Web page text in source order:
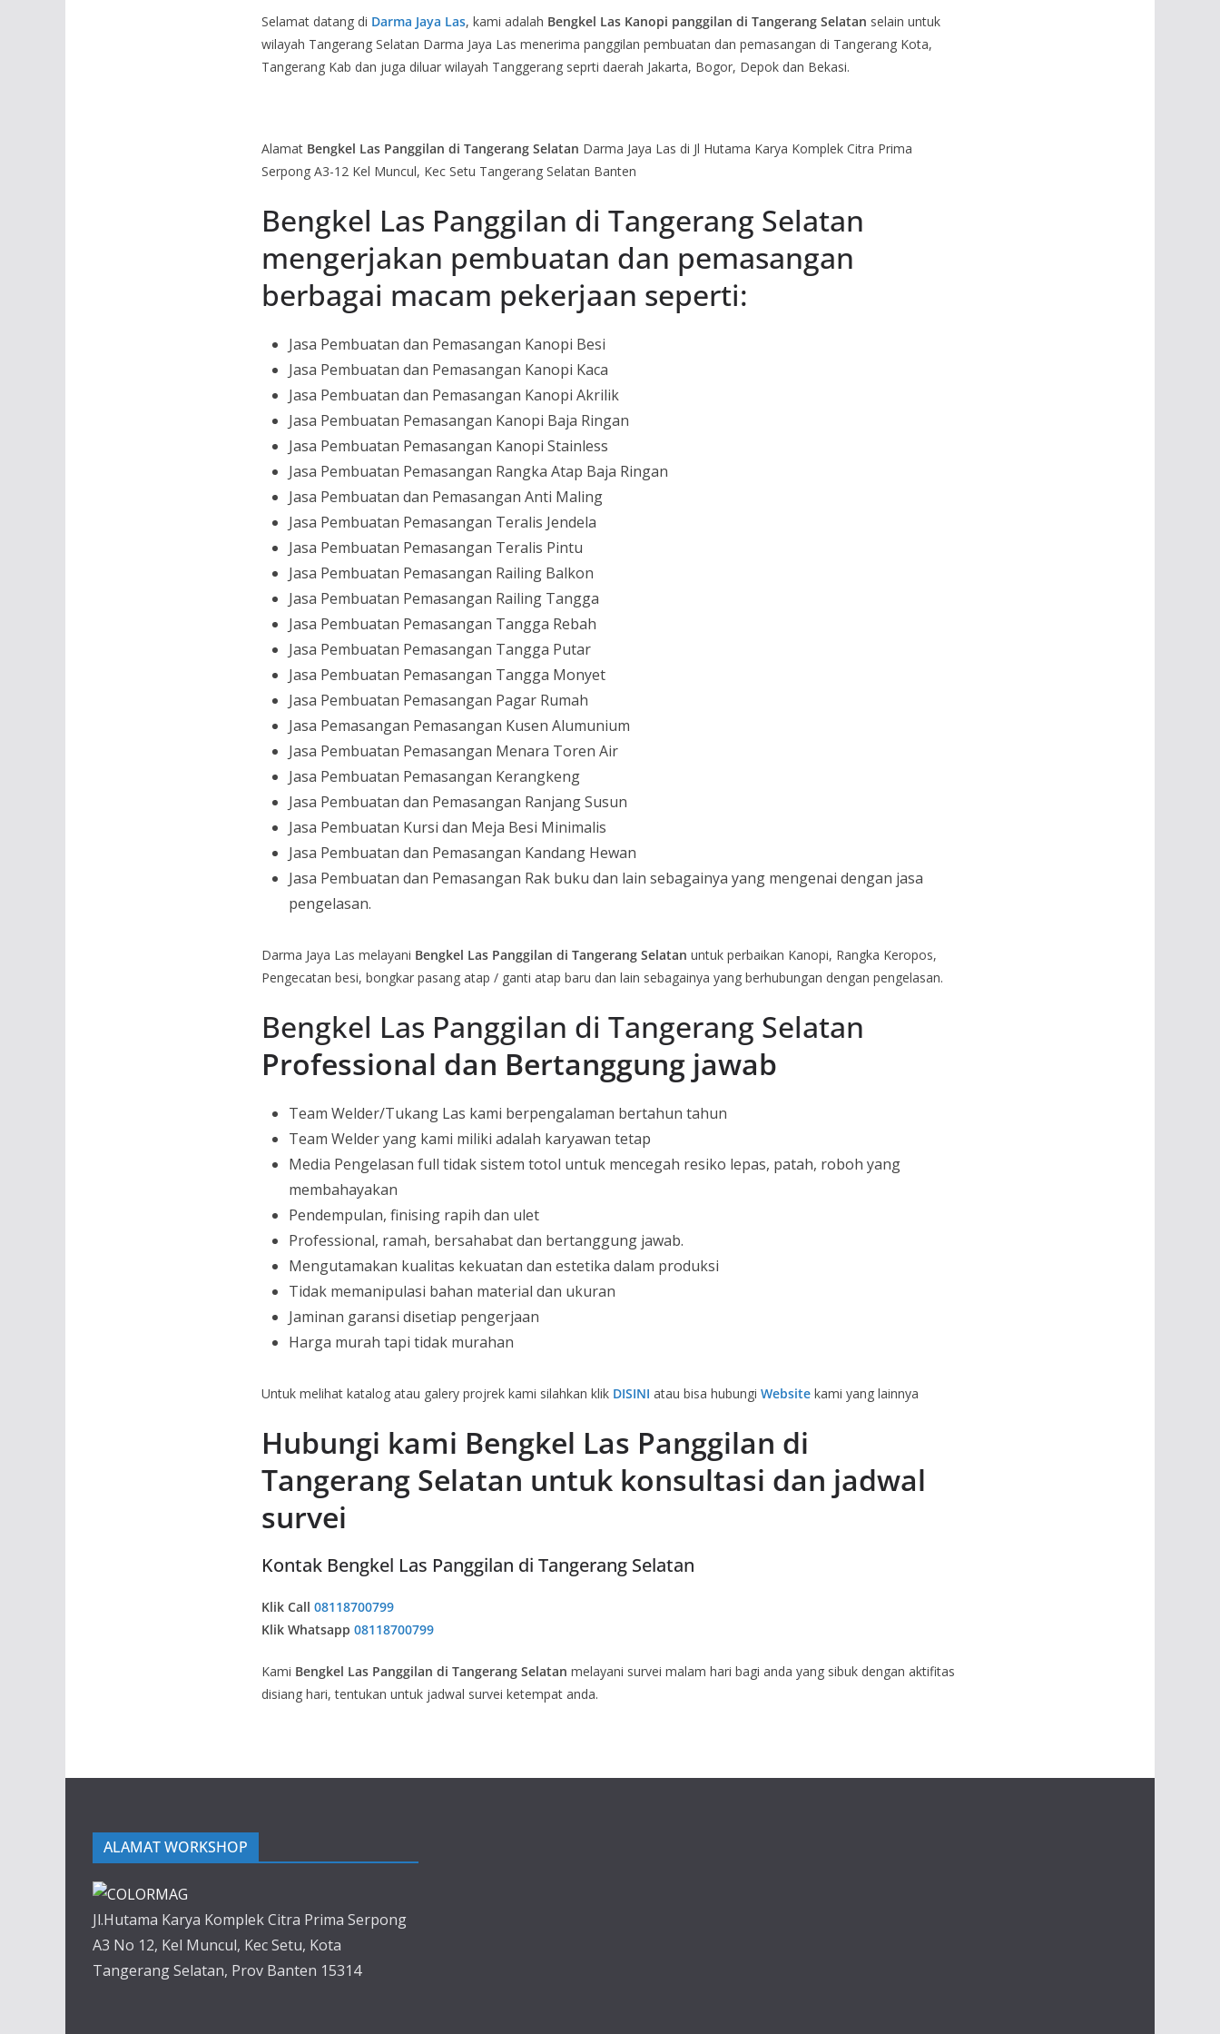
Selamat datang di Darma Jaya Las, kami adalah Bengkel Las Kanopi panggilan di Tangerang Selatan selain untuk
wilayah Tangerang Selatan Darma Jaya Las menerima panggilan pembuatan dan pemasangan di Tangerang Kota,
Tangerang Kab dan juga diluar wilayah Tanggerang seprti daerah Jakarta, Bogor, Depok dan Bekasi.
Alamat Bengkel Las Panggilan di Tangerang Selatan Darma Jaya Las di Jl Hutama Karya Komplek Citra Prima
Serpong A3-12 Kel Muncul, Kec Setu Tangerang Selatan Banten
Bengkel Las Panggilan di Tangerang Selatan
mengerjakan pembuatan dan pemasangan
berbagai macam pekerjaan seperti:
Jasa Pembuatan dan Pemasangan Kanopi Besi
Jasa Pembuatan dan Pemasangan Kanopi Kaca
Jasa Pembuatan dan Pemasangan Kanopi Akrilik
Jasa Pembuatan Pemasangan Kanopi Baja Ringan
Jasa Pembuatan Pemasangan Kanopi Stainless
Jasa Pembuatan Pemasangan Rangka Atap Baja Ringan
Jasa Pembuatan dan Pemasangan Anti Maling
Jasa Pembuatan Pemasangan Teralis Jendela
Jasa Pembuatan Pemasangan Teralis Pintu
Jasa Pembuatan Pemasangan Railing Balkon
Jasa Pembuatan Pemasangan Railing Tangga
Jasa Pembuatan Pemasangan Tangga Rebah
Jasa Pembuatan Pemasangan Tangga Putar
Jasa Pembuatan Pemasangan Tangga Monyet
Jasa Pembuatan Pemasangan Pagar Rumah
Jasa Pemasangan Pemasangan Kusen Alumunium
Jasa Pembuatan Pemasangan Menara Toren Air
Jasa Pembuatan Pemasangan Kerangkeng
Jasa Pembuatan dan Pemasangan Ranjang Susun
Jasa Pembuatan Kursi dan Meja Besi Minimalis
Jasa Pembuatan dan Pemasangan Kandang Hewan
Jasa Pembuatan dan Pemasangan Rak buku dan lain sebagainya yang mengenai dengan jasa
pengelasan.
Darma Jaya Las melayani Bengkel Las Panggilan di Tangerang Selatan untuk perbaikan Kanopi, Rangka Keropos,
Pengecatan besi, bongkar pasang atap / ganti atap baru dan lain sebagainya yang berhubungan dengan pengelasan.
Bengkel Las Panggilan di Tangerang Selatan
Professional dan Bertanggung jawab
Team Welder/Tukang Las kami berpengalaman bertahun tahun
Team Welder yang kami miliki adalah karyawan tetap
Media Pengelasan full tidak sistem totol untuk mencegah resiko lepas, patah, roboh yang
membahayakan
Pendempulan, finising rapih dan ulet
Professional, ramah, bersahabat dan bertanggung jawab.
Mengutamakan kualitas kekuatan dan estetika dalam produksi
Tidak memanipulasi bahan material dan ukuran
Jaminan garansi disetiap pengerjaan
Harga murah tapi tidak murahan
Untuk melihat katalog atau galery projrek kami silahkan klik DISINI atau bisa hubungi Website kami yang lainnya
Hubungi kami Bengkel Las Panggilan di
Tangerang Selatan untuk konsultasi dan jadwal
survei
Kontak Bengkel Las Panggilan di Tangerang Selatan
Klik Call 08118700799
Klik Whatsapp 08118700799
Kami Bengkel Las Panggilan di Tangerang Selatan melayani survei malam hari bagi anda yang sibuk dengan aktifitas
disiang hari, tentukan untuk jadwal survei ketempat anda.
ALAMAT WORKSHOP
Jl.Hutama Karya Komplek Citra Prima Serpong
A3 No 12, Kel Muncul, Kec Setu, Kota
Tangerang Selatan, Prov Banten 15314